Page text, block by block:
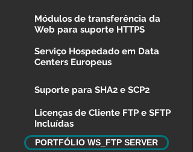
Módulos de transferência da
Web para suporte HTTPS
Serviço Hospedado em Data
Centers Europeus
Suporte para SHA2 e SCP2
Licenças de Cliente FTP e SFTP
Incluídas
PORTFÓLIO WS_FTP SERVER